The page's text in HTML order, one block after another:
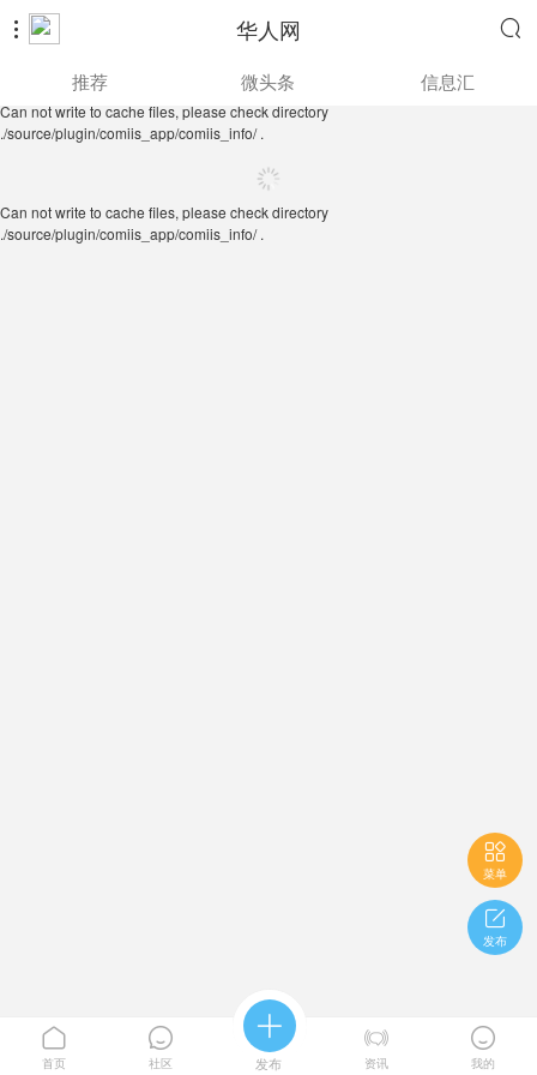
 华人网 
./source/plugin/comiis_app/comiis_info/ .
推荐 微头条 信息汇
Can not write to cache files, please check directory
./source/plugin/comiis_app/comiis_info/ .

菜单

发布

首页

社区

发布

资讯

我的
Can not write to cache files, please check directory
./source/plugin/comiis_app/comiis_info/ .